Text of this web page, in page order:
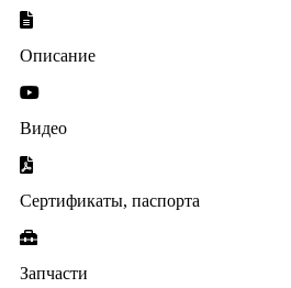
Описание
Видео
Сертификаты, паспорта
Запчасти